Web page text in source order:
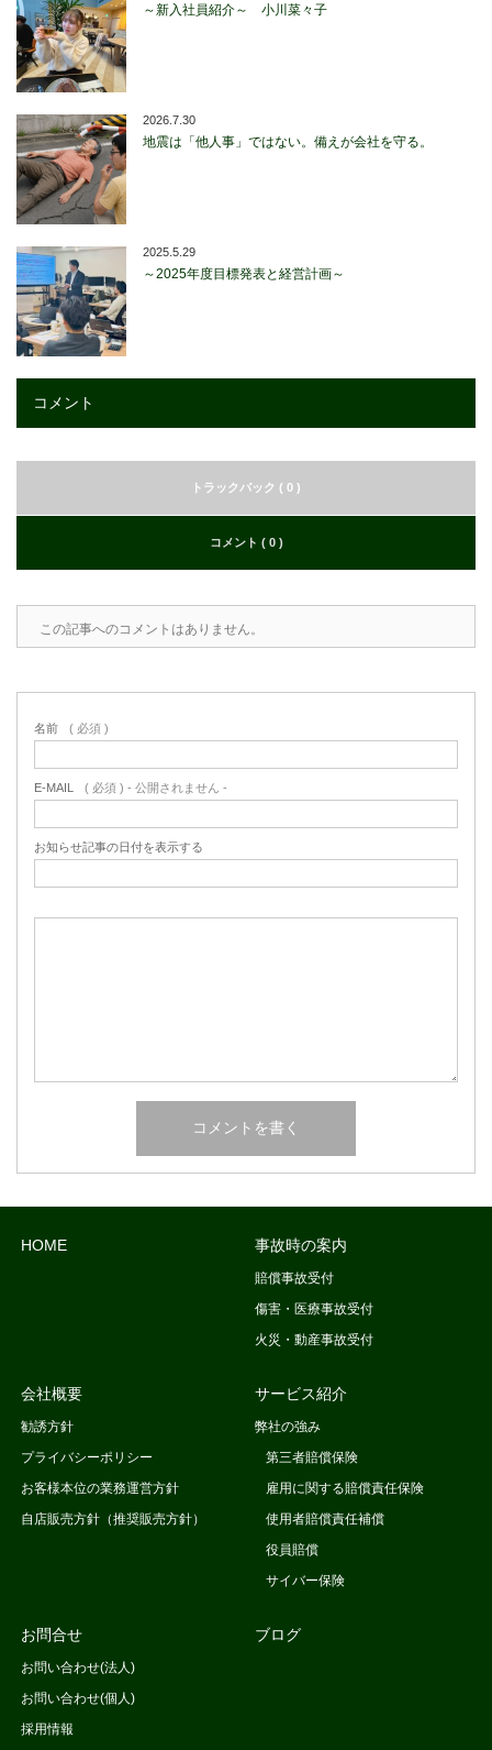
～新入社員紹介～ 小川菜々子
2026.7.30
地震は「他人事」ではない。備えが会社を守る。
2025.5.29
～2025年度目標発表と経営計画～
コメント
トラックバック ( 0 )
コメント ( 0 )
この記事へのコメントはありません。
名前 ( 必須 )
E-MAIL ( 必須 ) - 公開されません -
お知らせ記事の日付を表示する
HOME 事故時の案内
賠償事故受付
傷害・医療事故受付
火災・動産事故受付
会社概要
勧誘方針
プライバシーポリシー
お客様本位の業務運営方針
自店販売方針（推奨販売方針）
サービス紹介
弊社の強み
第三者賠償保険
雇用に関する賠償責任保険
使用者賠償責任補償
役員賠償
サイバー保険
お問合せ
お問い合わせ(法人)
お問い合わせ(個人)
採用情報
ブログ